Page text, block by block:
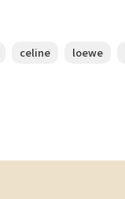
celine loewe